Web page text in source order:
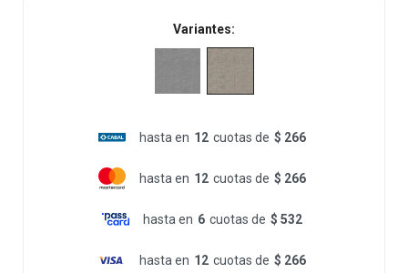
Variantes:
hasta en 12 cuotas de $ 266
hasta en 12 cuotas de $ 266
hasta en 6 cuotas de $ 532
hasta en 12 cuotas de $ 266